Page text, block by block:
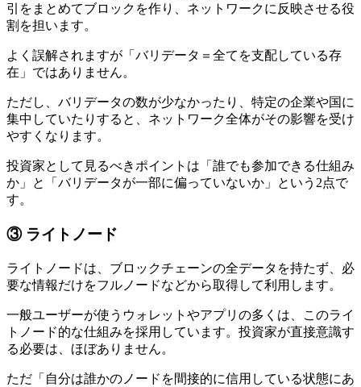
引をまとめてブロックを作り、ネットワークに反映させる役
割を担います。
よく誤解されますが「バリデータ＝全てを支配している存
在」ではありません。
ただし、バリデータの数が少なかったり、特定の企業や国に
集中していたりすると、ネットワーク全体がその影響を受け
やすくなります。
投資家として見るべきポイントは「誰でも参加できる仕組み
か」と「バリデータが一部に偏っていないか」という2点で
す。
③ ライトノード
ライトノードは、ブロックチェーンの全データを持たず、必
要な情報だけをフルノードなどから取得して利用します。
一般ユーザーが使うウォレットやアプリの多くは、このライ
トノード的な仕組みを採用しています。投資家が直接意識す
る必要は、ほぼありません。
ただ「自分は誰かのノードを間接的に信用している状態にあ